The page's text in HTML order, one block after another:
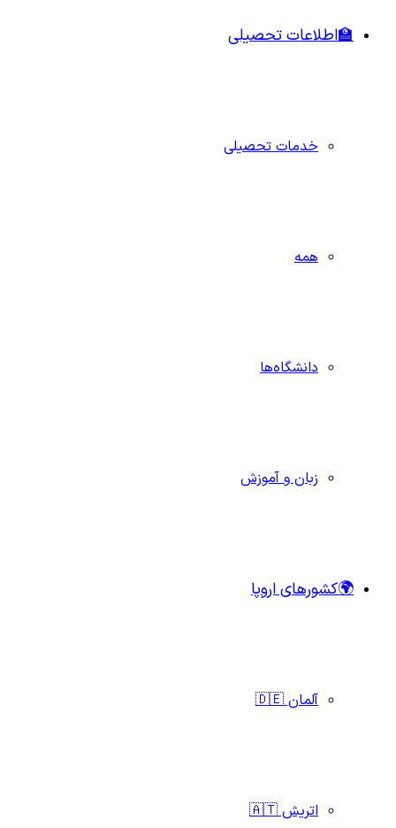
🏫اطلاعات تحصیلی
خدمات تحصیلی
همه
دانشگاه‌ها
زبان و آموزش
🌍کشورهای اروپا
آلمان 🇩🇪
اتریش 🇦🇹